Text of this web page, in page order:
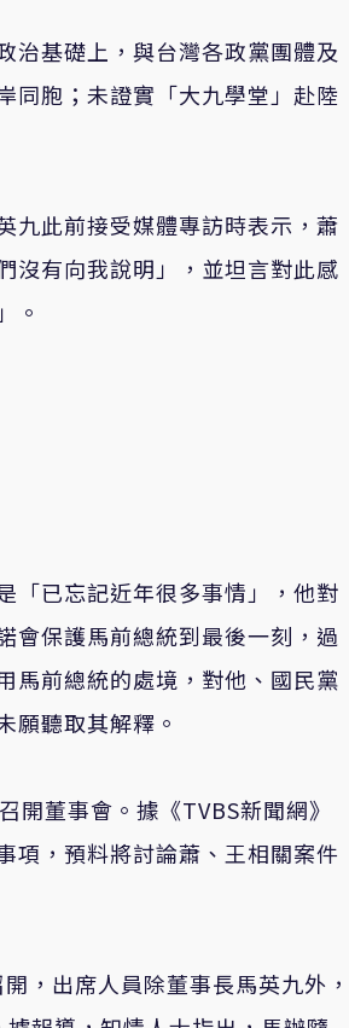
治基礎上，與台灣各政黨團體及
同胞；未證實「大九學堂」赴陸
九此前接受媒體專訪時表示，蕭
沒有向我說明」，並坦言對此感
。
「已忘記近年很多事情」，他對
會保護馬前總統到最後一刻，過
馬前總統的處境，對他、國民黨
願聽取其解釋。
董事會。據《TVBS新聞網》
項，預料將討論蕭、王相關案件
，出席人員除董事長馬英九外，